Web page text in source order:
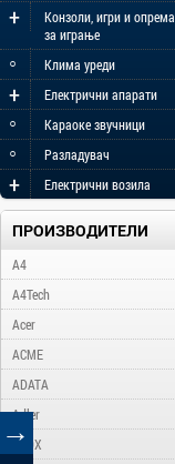
Конзоли, игри и опрема
за играње
+
Клима уреди
◦
Електрични апарати
+
Караоке звучници
◦
Разладувач
◦
Електрични возила
+
ПРОИЗВОДИТЕЛИ
A4
A4Tech
Acer
ACME
ADATA
Adler
AFOX
→